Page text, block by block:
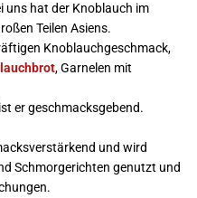
uns hat der Knoblauch im
Teilen Asiens.
Knoblauchgeschmack,
, Garnelen mit
ist er geschmacksgebend.
und wird
Schmorgerichten genutzt und